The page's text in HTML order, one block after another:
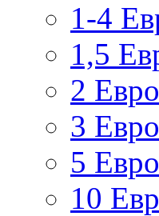
1-4
1,5
2
3 Евро
5 Евро
10